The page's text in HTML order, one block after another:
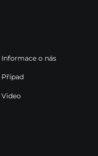
Informace o nás
Případ
Video